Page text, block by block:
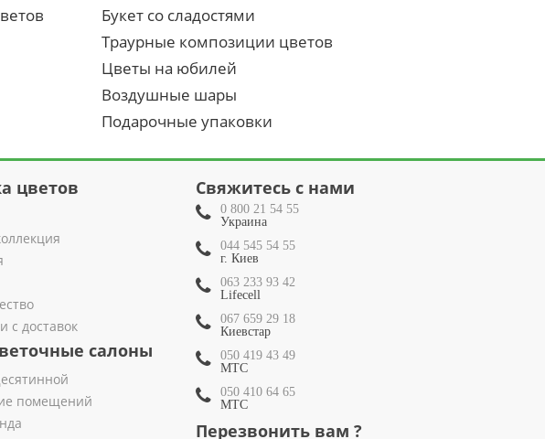
Букет со сладостями
Траурные композиции цветов
Цветы на юбилей
Воздушные шары
Подарочные упаковки
цветов
с доставок
салоны
помещений
Свяжитесь с нами
0 800 21 54 55
Украина
044 545 54 55
г. Киев
063 233 93 42
Lifecell
067 659 29 18
Киевстар
050 419 43 49
МТС
050 410 64 65
МТС
Перезвонить вам ?